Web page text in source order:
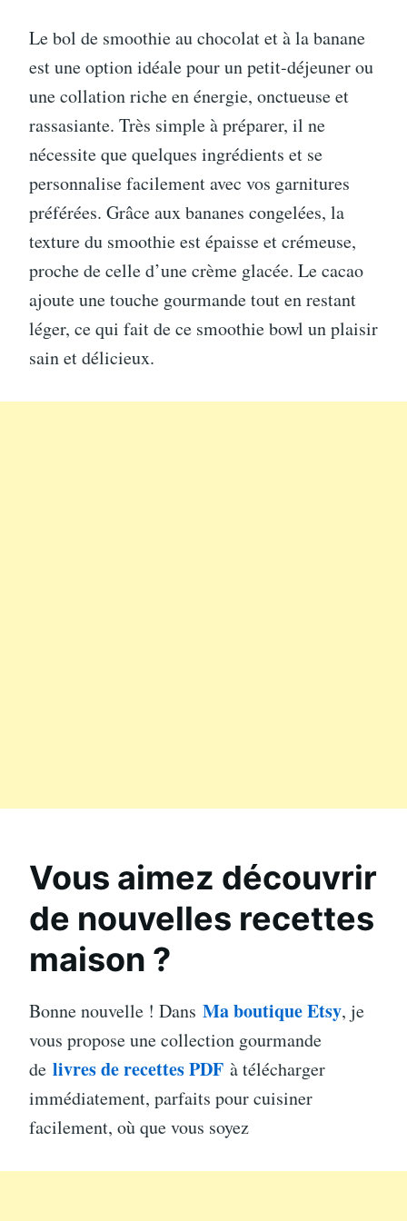
Le bol de smoothie au chocolat et à la banane
est une option idéale pour un petit-déjeuner ou
une collation riche en énergie, onctueuse et
rassasiante. Très simple à préparer, il ne
nécessite que quelques ingrédients et se
personnalise facilement avec vos garnitures
préférées. Grâce aux bananes congelées, la
texture du smoothie est épaisse et crémeuse,
proche de celle d’une crème glacée. Le cacao
ajoute une touche gourmande tout en restant
léger, ce qui fait de ce smoothie bowl un plaisir
sain et délicieux.
Vous aimez découvrir
de nouvelles recettes
maison ?
Bonne nouvelle ! Dans Ma boutique Etsy, je
vous propose une collection gourmande
de livres de recettes PDF à télécharger
immédiatement, parfaits pour cuisiner
facilement, où que vous soyez